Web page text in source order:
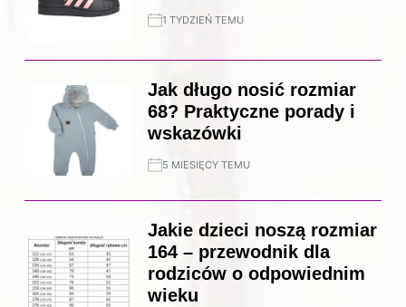
1 TYDZIEŃ TEMU
Jak długo nosić rozmiar
68? Praktyczne porady i
wskazówki
5 MIESIĘCY TEMU
Jakie dzieci noszą rozmiar
164 – przewodnik dla
rodziców o odpowiednim
wieku